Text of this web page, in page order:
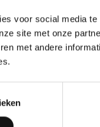
voor social media te
site met onze
met andere